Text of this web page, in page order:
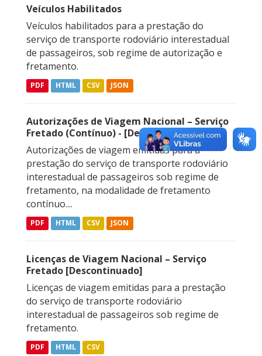
Veículos Habilitados
Veículos habilitados para a prestação do
serviço de transporte rodoviário interestadual
de passageiros, sob regime de autorização e
fretamento.
PDF HTML CSV JSON
Autorizações de Viagem Nacional – Serviço
Fretado (Contínuo) - [Descontinuado]
Autorizações de viagem emitidas para a
prestação do serviço de transporte rodoviário
interestadual de passageiros sob regime de
fretamento, na modalidade de fretamento
contínuo....
PDF HTML CSV JSON
Licenças de Viagem Nacional – Serviço
Fretado [Descontinuado]
Licenças de viagem emitidas para a prestação
do serviço de transporte rodoviário
interestadual de passageiros sob regime de
fretamento.
PDF HTML CSV